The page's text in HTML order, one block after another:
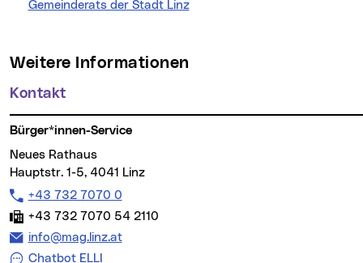
Gemeinderats der Stadt Linz
Weitere Informationen
Kontakt
Bürger*innen-Service
Neues Rathaus
Hauptstr. 1-5, 4041 Linz
Telefon:
+43 732 7070 0
Fax:
+43 732 7070 54 2110
E-Mail Adresse:
info@mag.linz.at
Chatbot ELLI